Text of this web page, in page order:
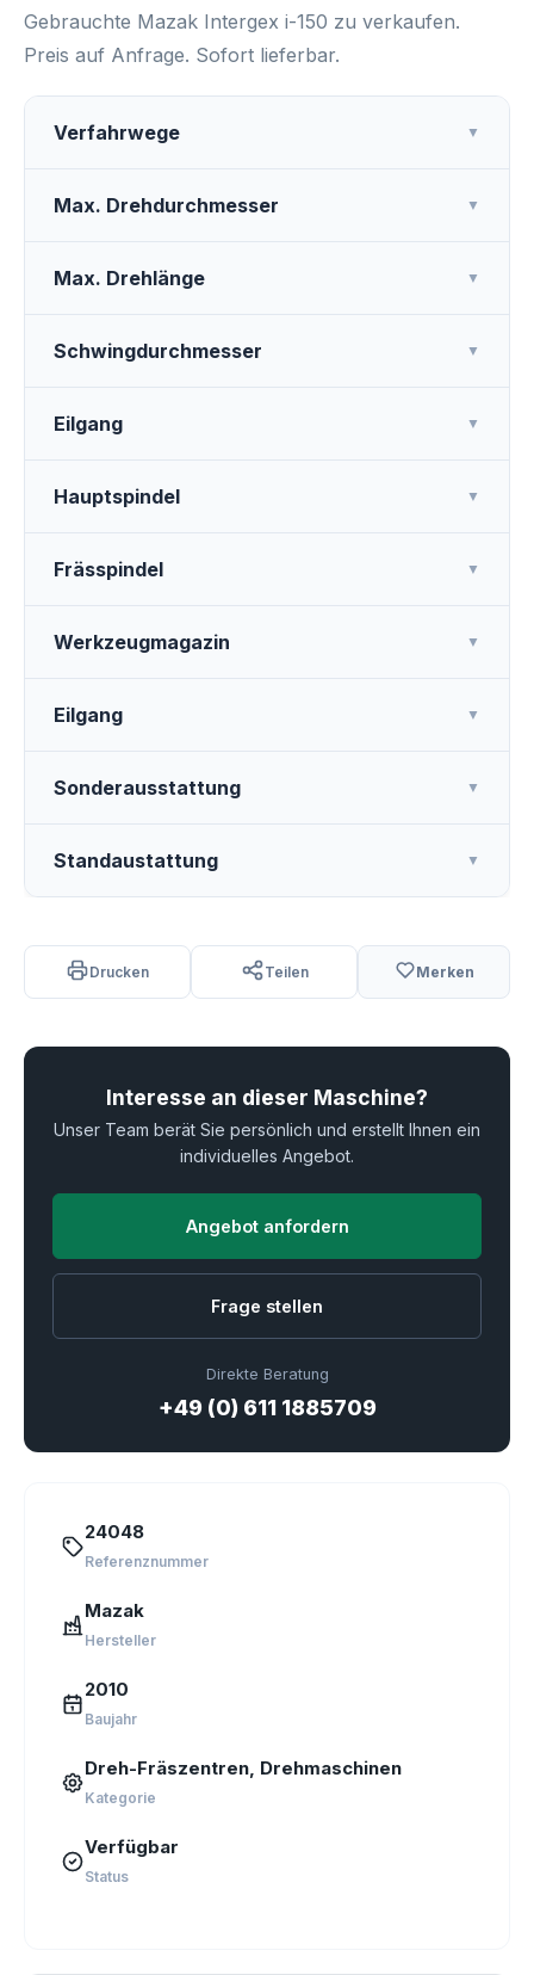
Gebrauchte Mazak Intergex i-150 zu verkaufen.
Preis auf Anfrage. Sofort lieferbar.
Verfahrwege ▼
Max. Drehdurchmesser ▼
Max. Drehlänge ▼
Schwingdurchmesser ▼
Eilgang ▼
Hauptspindel ▼
Frässpindel ▼
Werkzeugmagazin ▼
Eilgang ▼
Sonderausstattung ▼
Standaustattung ▼
Drucken Teilen Merken
Interesse an dieser Maschine?
Unser Team berät Sie persönlich und erstellt Ihnen ein
individuelles Angebot.
Angebot anfordern
Frage stellen
Direkte Beratung
+49 (0) 611 1885709
24048
Referenznummer
Mazak
Hersteller
2010
Baujahr
Dreh-Fräs­zentren, Drehmaschinen
Kategorie
Verfügbar
Status